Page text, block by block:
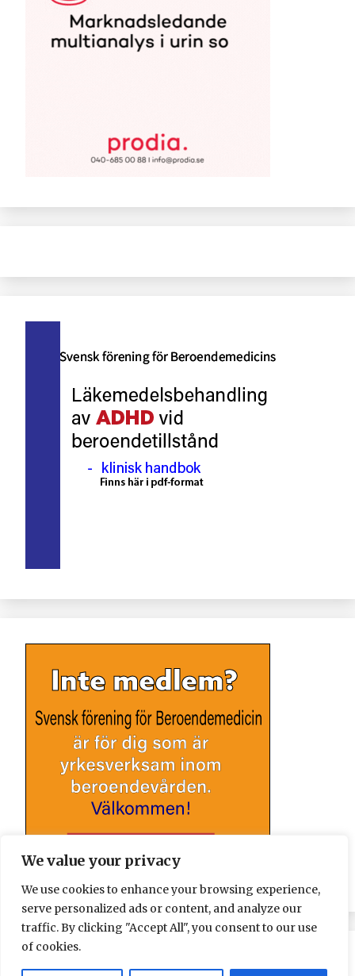
We value your privacy
We use cookies to enhance your browsing experience,
serve personalized ads or content, and analyze our
traffic. By clicking "Accept All", you consent to our use
of cookies.